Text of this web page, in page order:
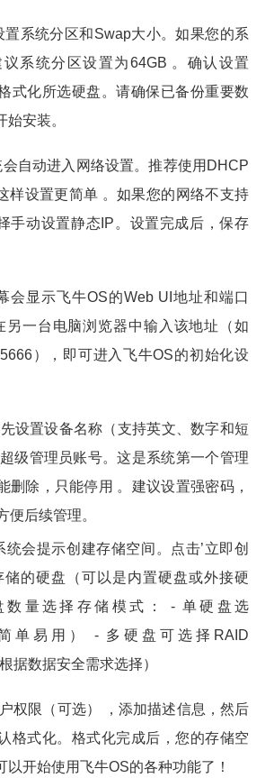
置系统分区和Swap大小。如果您的系
系统分区设置为64GB 。确认设置
式化所选硬盘。请确保已备份重要数
安装。
会自动进入网络设置。推荐使用DHCP
样设置更简单 。如果您的网络不支持
手动设置静态IP。设置完成后，保存
会显示飞牛OS的Web UI地址和端口
另一台电脑浏览器中输入该地址（如
），即可进入飞牛OS的初始化设
设置设备名称（支持英文、数字和短
级管理员账号。这是系统第一个管理
删除，只能停用 。建议设置强密码，
便后续管理。
统会提示创建存储空间。点击’立即创
储的硬盘（可以是内置硬盘或外接硬
数量选择存储模式： - 单硬盘选
简单易用） - 多硬盘可选择RAID
据数据安全需求选择）
权限（可选） ，添加描述信息，然后
格式化。格式化完成后，您的存储空
以开始使用飞牛OS的各种功能了！